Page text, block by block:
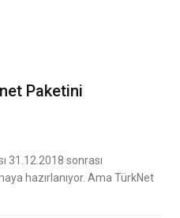
Paketini
31.12.2018 sonrası
hazırlanıyor. Ama TürkNet